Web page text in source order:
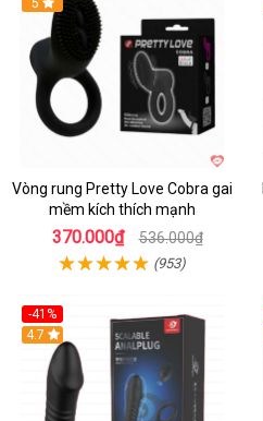
5
Vòng rung Pretty Love Cobra gai
mềm kích thích mạnh
370.000₫ 536.000₫
(953)
-41%
Hot
4.7